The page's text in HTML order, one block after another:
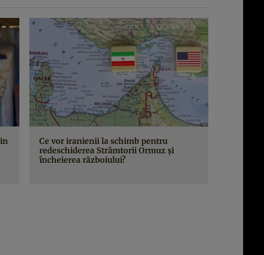
Ce vor iranienii la schimb pentru
redeschiderea Strâmtorii Ormuz și
încheierea războiului?